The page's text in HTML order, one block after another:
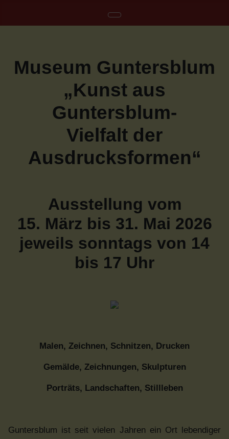
Museum Guntersblum
„Kunst aus
Guntersblum-
Vielfalt der
Ausdrucksformen“
Ausstellung vom
15. März bis 31. Mai 2026
jeweils sonntags von 14
bis 17 Uhr
Malen, Zeichnen, Schnitzen, Drucken
Gemälde, Zeichnungen, Skulpturen
Porträts, Landschaften, Stillleben
Guntersblum ist seit vielen Jahren ein Ort lebendiger